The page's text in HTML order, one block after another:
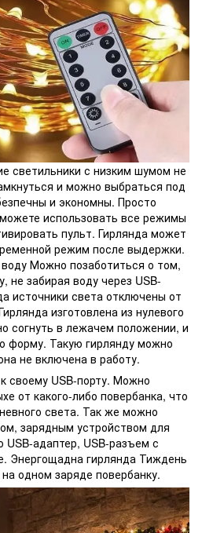
светильники с низким шумом не
и можно выбраться под
и экономны. Просто
использовать все режимы
пульт. Гирлянда может
режим после выдержки.
Можно позаботиться о том,
не забирая воду через USB-
источники света отключены от
изготовлена ​​из нулевого
согнуть в лежачем положении, и
форму. Такую гирлянду можно
не включена в работу.
своему USB-порту. Можно
от какого-либо повербанка, что
света. Так же можно
зарядным устройством для
USB-адаптер, USB-разъем с
Энергощадна гирлянда Тиждень
одном заряде повербанку.